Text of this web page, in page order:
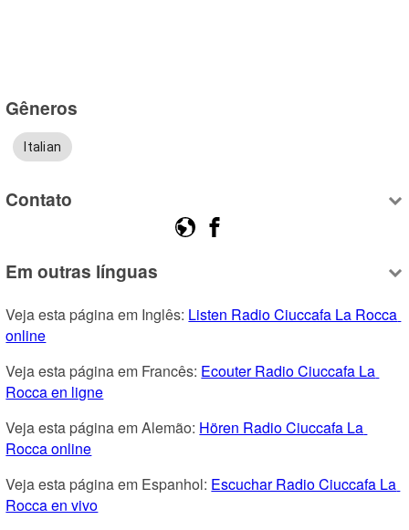
Gêneros
Italian
Contato
Em outras línguas
Veja esta página em Inglês: Listen Radio Ciuccafa La Rocca
online
Veja esta página em Francês: Ecouter Radio Ciuccafa La
Rocca en ligne
Veja esta página em Alemão: Hören Radio Ciuccafa La
Rocca online
Veja esta página em Espanhol: Escuchar Radio Ciuccafa La
Rocca en vivo